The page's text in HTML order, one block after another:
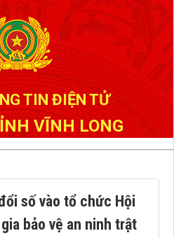
TIN ĐIỆN TỬ
VĨNH LONG
số vào tổ chức Hội
bảo vệ an ninh trật